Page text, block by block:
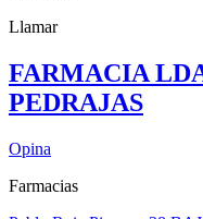
Llamar
FARMACIA
PEDRAJAS
Opina
Farmacias